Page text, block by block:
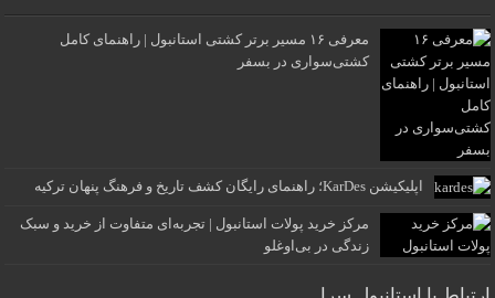
معرفی ۱۶ مسیر برتر کشتی استانبول | راهنمای کامل
کشتی‌سواری در بسفر
اپلیکیشن KarDes؛ راهنمای رایگان کشف تاریخ و فرهنگ پنهان ترکیه
مرکز خرید پولات استانبول | تجربه‌ای متفاوت از خرید و سبک
زندگی در بی‌اوغلو